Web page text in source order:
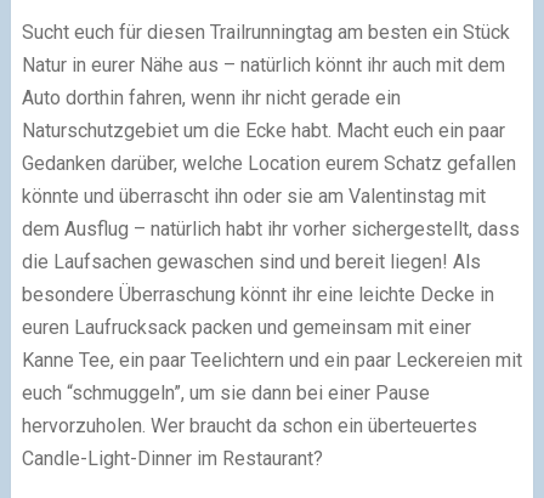
Sucht euch für diesen Trailrunningtag am besten ein Stück
Natur in eurer Nähe aus – natürlich könnt ihr auch mit dem
Auto dorthin fahren, wenn ihr nicht gerade ein
Naturschutzgebiet um die Ecke habt. Macht euch ein paar
Gedanken darüber, welche Location eurem Schatz gefallen
könnte und überrascht ihn oder sie am Valentinstag mit
dem Ausflug – natürlich habt ihr vorher sichergestellt, dass
die Laufsachen gewaschen sind und bereit liegen! Als
besondere Überraschung könnt ihr eine leichte Decke in
euren Laufrucksack packen und gemeinsam mit einer
Kanne Tee, ein paar Teelichtern und ein paar Leckereien mit
euch “schmuggeln”, um sie dann bei einer Pause
hervorzuholen. Wer braucht da schon ein überteuertes
Candle-Light-Dinner im Restaurant?